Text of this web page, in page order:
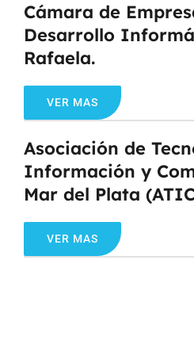
Cámara de
Desarrollo
Rafaela.
VER MAS
Asociación de
Información y
Mar del Plata
VER MAS